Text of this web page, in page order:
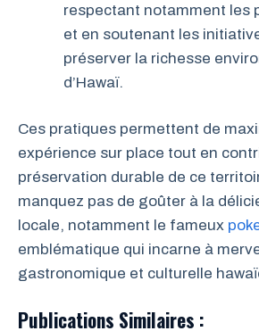
respectant notamment les
et en soutenant les
préserver la richesse
d’Hawaï.
Ces pratiques permettent de
expérience sur place tout en
préservation durable de ce
manquez pas de goûter à la
locale, notamment le fameux
emblématique qui incarne à
gastronomique et culturelle
Publications Similaires :